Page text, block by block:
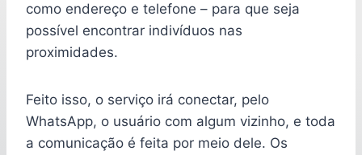
como endereço e telefone – para que seja
possível encontrar indivíduos nas
proximidades.
Feito isso, o serviço irá conectar, pelo
WhatsApp, o usuário com algum vizinho, e toda
a comunicação é feita por meio dele. Os